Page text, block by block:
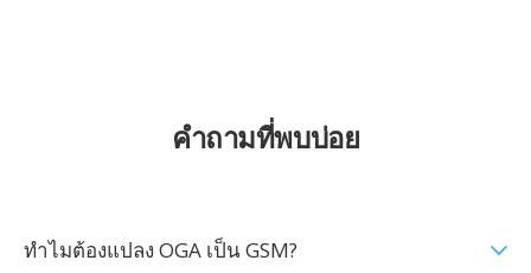
คำถามที่พบบ่อย
ทำไมต้องแปลง OGA เป็น GSM?